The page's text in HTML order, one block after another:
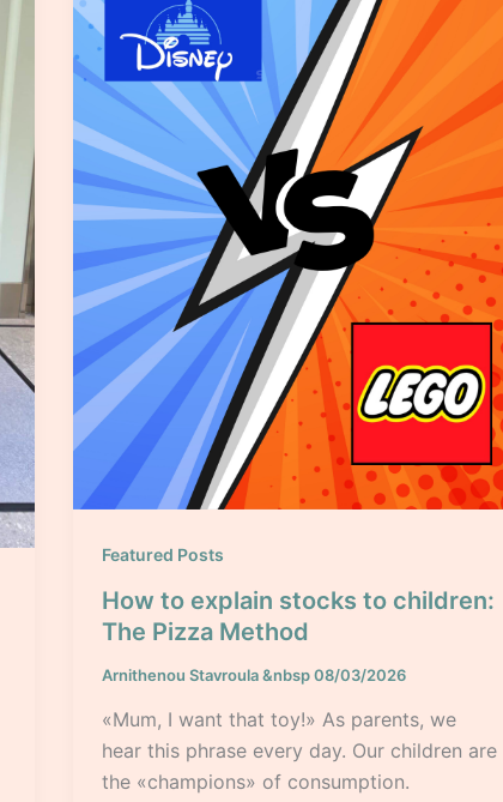
Featured Posts
How to explain stocks to children:
The Pizza Method
Arnithenou Stavroula&nbsp08/03/2026
«Mum, I want that toy!» As parents, we
hear this phrase every day. Our children are
the «champions» of consumption.